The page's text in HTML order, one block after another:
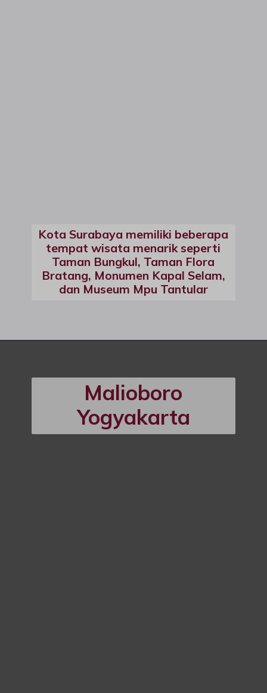
Kota Surabaya memiliki beberapa
tempat wisata menarik seperti
Taman Bungkul, Taman Flora
Bratang, Monumen Kapal Selam,
dan Museum Mpu Tantular
Malioboro
Yogyakarta